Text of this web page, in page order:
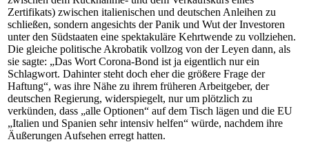
Zertifikats) zwischen italienischen und deutschen Anleihen zu
schließen, sondern angesichts der Panik und Wut der Investoren
unter den Südstaaten eine spektakuläre Kehrtwende zu vollziehen.
Die gleiche politische Akrobatik vollzog von der Leyen dann, als
sie sagte: „Das Wort Corona-Bond ist ja eigentlich nur ein
Schlagwort. Dahinter steht doch eher die größere Frage der
Haftung“, was ihre Nähe zu ihrem früheren Arbeitgeber, der
deutschen Regierung, widerspiegelt, nur um plötzlich zu
verkünden, dass „alle Optionen“ auf dem Tisch lägen und die EU
„Italien und Spanien sehr intensiv helfen“ würde, nachdem ihre
Äußerungen Aufsehen erregt hatten.